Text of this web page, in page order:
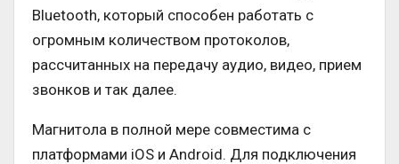
Bluetooth, который способен работать с
огромным количеством протоколов,
рассчитанных на передачу аудио, видео, прием
звонков и так далее.
Магнитола в полной мере совместима с
платформами iOS и Android. Для подключения